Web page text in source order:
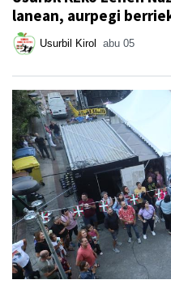
lanean, aurpegi
Usurbil Kirol abu 05